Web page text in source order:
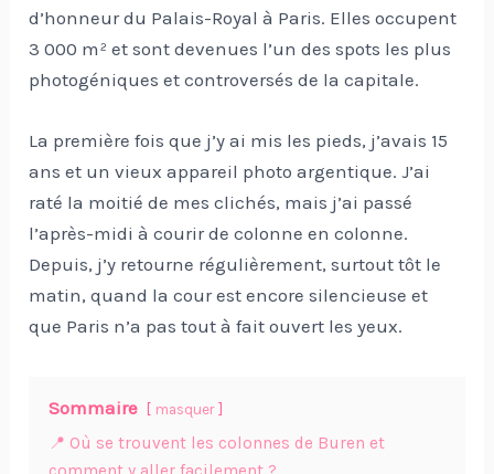
d’honneur du Palais-Royal à Paris. Elles occupent
3 000 m² et sont devenues l’un des spots les plus
photogéniques et controversés de la capitale.
La première fois que j’y ai mis les pieds, j’avais 15
ans et un vieux appareil photo argentique. J’ai
raté la moitié de mes clichés, mais j’ai passé
l’après-midi à courir de colonne en colonne.
Depuis, j’y retourne régulièrement, surtout tôt le
matin, quand la cour est encore silencieuse et
que Paris n’a pas tout à fait ouvert les yeux.
Sommaire masquer
📍 Où se trouvent les colonnes de Buren et